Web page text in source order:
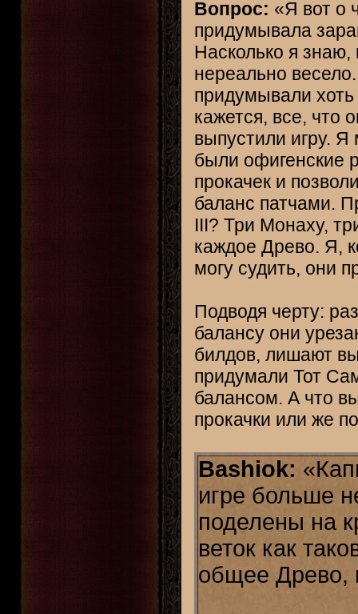
Вопрос: «Я вот о
придумывала
Насколько я знаю,
нереально
придумывали
кажется, все, что
выпустили игру.
были офигенские
прокачек и
баланс патчами.
III? Три Монаху,
каждое Древо. Я,
могу судить, они
Подводя черту:
балансу они
билдов, лишают
придумали Тот
балансом. А что
прокачки или же
Bashiok:
игре больше
поделены на
веток как
общее Древо,